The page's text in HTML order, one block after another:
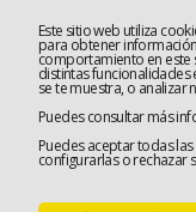
Este sitio web utiliza
para obtener
comportamiento en
distintas funcionalidades
se te muestra, o analizar
Puedes consultar más
Puedes aceptar todas
configurarlas o rechazar